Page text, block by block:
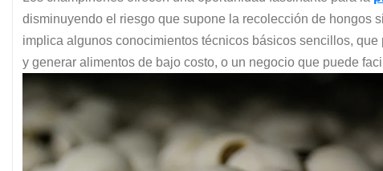
disminuyendo el riesgo que supone la recolección de hongos
implica algunos conocimientos técnicos básicos sencillos,
y generar alimentos de bajo costo, o un negocio que puede